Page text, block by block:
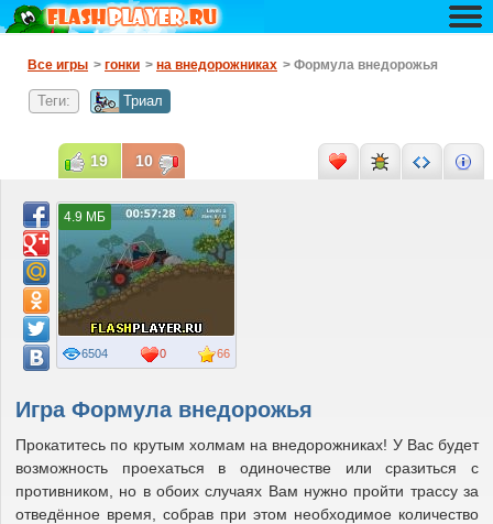
Все игры > гонки > на внедорожниках > Формула внедорожья
Теги: Триал
Игра Формула внедорожья
Прокатитесь по крутым холмам на внедорожниках! У Вас будет
возможность проехаться в одиночестве или сразиться с
противником, но в обоих случаях Вам нужно пройти трассу за
отведённое время, собрав при этом необходимое количество
66
6504 0
4.9 МБ
19 10